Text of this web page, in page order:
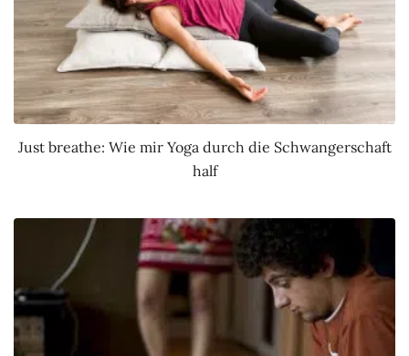
Just breathe: Wie mir Yoga durch die Schwangerschaft
half